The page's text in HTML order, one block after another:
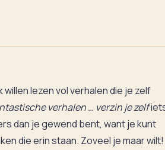
lezen vol verhalen die je zelf
verhalen … verzin je zelf
dan je gewend bent, want je kunt
die erin staan. Zoveel je maar wilt!